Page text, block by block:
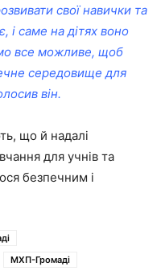
свої навички та
і саме на дітях воно
все можливе, щоб
середовище для
він.
що й надалі
для учнів та
безпечним і
МХП-Громаді